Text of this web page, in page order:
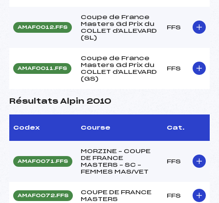
AMAF0012.FFS
Coupe de France
Masters Gd Prix du
COLLET d'ALLEVARD
(SL)
FFS
AMAF0011.FFS
Coupe de France
Masters Gd Prix du
COLLET d'ALLEVARD
(GS)
FFS
Résultats Alpin 2010
Codex Course Cat.
AMAF0071.FFS
MORZINE – COUPE
DE FRANCE
MASTERS – SC –
FEMMES MAS/VET
FFS
AMAF0072.FFS
COUPE DE FRANCE
MASTERS
FFS